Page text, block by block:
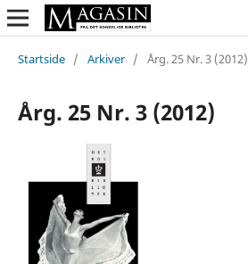
Startside / Arkiver / Årg. 25 Nr. 3 (2012)
Årg. 25 Nr. 3 (2012)